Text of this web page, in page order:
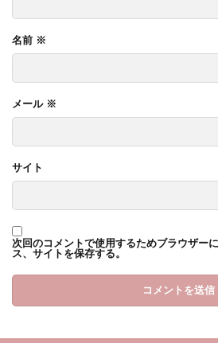
名前 ※
メール ※
サイト
次回のコメントで使用するためブラウザー
ス、サイトを保存する。